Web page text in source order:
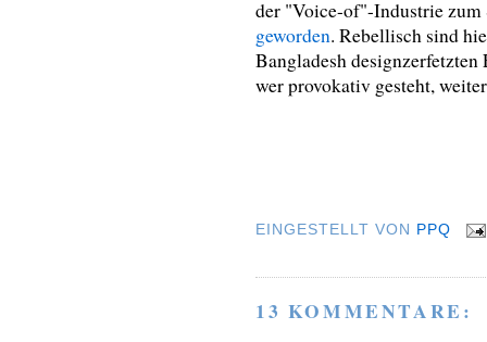
der "Voice-of"-Industrie
geworden. Rebellisch sind
Bangladesh
wer provokativ gesteht,
EINGESTELLT VON PPQ
13 KOMMENTARE: